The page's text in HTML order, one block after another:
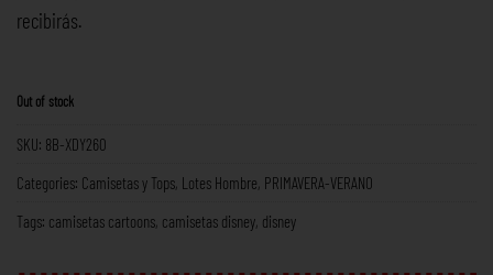
recibirás.
Out of stock
SKU: 8B-XDY260
Categories: Camisetas y Tops Lotes Hombre PRIMAVERA-VERANO
Tags: camisetas cartoons camisetas disney disney